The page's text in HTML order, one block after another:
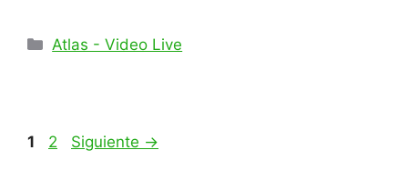
Categorías
Atlas - Video Live
Página
1 Página
2 Siguiente →